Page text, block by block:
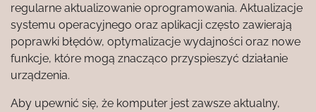
regularne aktualizowanie oprogramowania. Aktualizacje
systemu operacyjnego oraz aplikacji często zawierają
poprawki błędów, optymalizacje wydajności oraz nowe
funkcje, które mogą znacząco przyspieszyć działanie
urządzenia.
Aby upewnić się, że komputer jest zawsze aktualny,